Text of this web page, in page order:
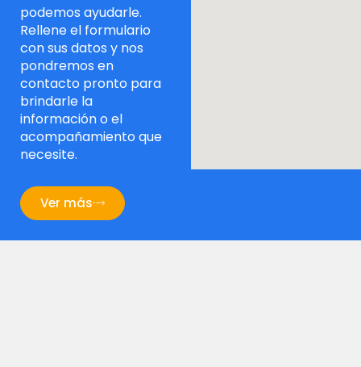
podemos ayudarle.
Rellene el formulario
con sus datos y nos
pondremos en
contacto pronto para
brindarle la
información o el
acompañamiento que
necesite.
Ver más